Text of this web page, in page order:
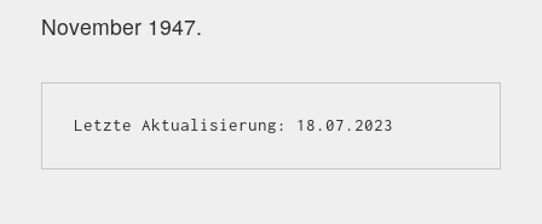
November 1947.
Letzte Aktualisierung: 18.07.2023